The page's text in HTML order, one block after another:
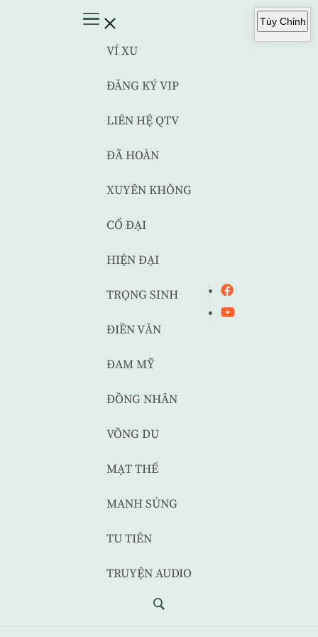
VÍ XU
ĐĂNG KÝ VIP
LIÊN HỆ QTV
ĐÃ HOÀN
XUYÊN KHÔNG
CỔ ĐẠI
HIỆN ĐẠI
TRỌNG SINH
ĐIỀN VĂN
ĐAM MỸ
ĐỒNG NHÂN
VÕNG DU
MẠT THẾ
MANH SỦNG
TU TIÊN
TRUYỆN AUDIO
Tùy Chỉnh